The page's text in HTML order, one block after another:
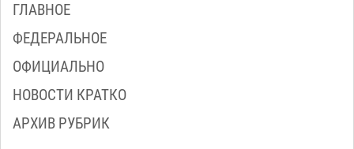
ГЛАВНОЕ
ФЕДЕРАЛЬНОЕ
ОФИЦИАЛЬНО
НОВОСТИ КРАТКО
АРХИВ РУБРИК